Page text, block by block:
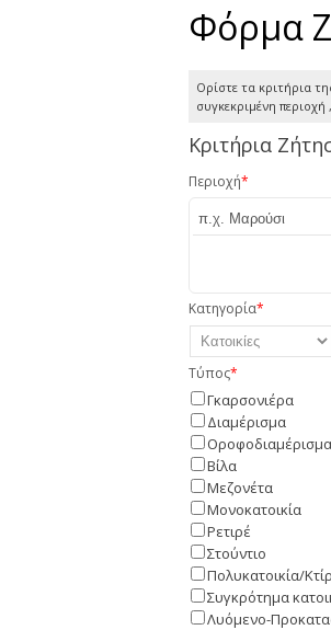
Φόρμα
Ορίστε τα κριτήρια
συγκεκριμένη
Κριτήρια
Περιοχή*
Κατηγορία*
Τύπος*
Γκαρσονιέρα
Διαμέρισμα
Οροφοδιαμέρισμα
Βίλα
Μεζονέτα
Μονοκατοικία
Ρετιρέ
Στούντιο
Πολυκατοικία/
Συγκρότημα
Λυόμενο-